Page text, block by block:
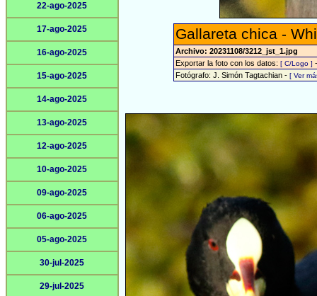
22-ago-2025
17-ago-2025
16-ago-2025
15-ago-2025
14-ago-2025
13-ago-2025
12-ago-2025
10-ago-2025
09-ago-2025
06-ago-2025
05-ago-2025
30-jul-2025
29-jul-2025
Gallareta chica -
Archivo: 20231108/3212_jst_1.jpg
Exportar la foto con los datos: [ C/Logo ]
Fotógrafo: J. Simón Tagtachian - [ Ver